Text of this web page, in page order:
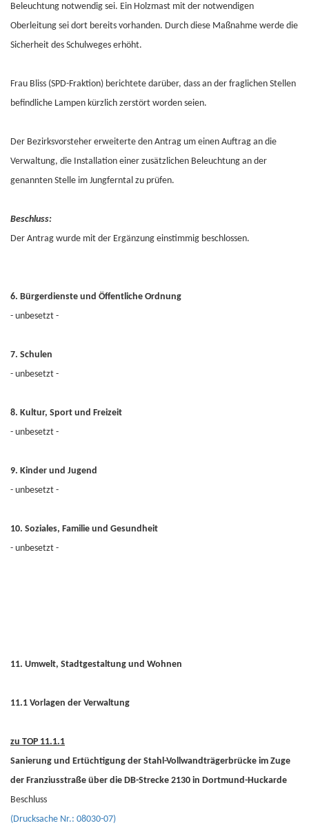
Beleuchtung notwendig sei. Ein Holzmast mit der notwendigen
Oberleitung sei dort bereits vorhanden. Durch diese Maßnahme werde die
Sicherheit des Schulweges erhöht.
Frau Bliss (SPD-Fraktion) berichtete darüber, dass an der fraglichen Stellen
befindliche Lampen kürzlich zerstört worden seien.
Der Bezirksvorsteher erweiterte den Antrag um einen Auftrag an die
Verwaltung, die Installation einer zusätzlichen Beleuchtung an der
genannten Stelle im Jungferntal zu prüfen.
Beschluss:
Der Antrag wurde mit der Ergänzung einstimmig beschlossen.
6. Bürgerdienste und Öffentliche Ordnung
- unbesetzt -
7. Schulen
- unbesetzt -
8. Kultur, Sport und Freizeit
- unbesetzt -
9. Kinder und Jugend
- unbesetzt -
10. Soziales, Familie und Gesundheit
- unbesetzt -
11. Umwelt, Stadtgestaltung und Wohnen
11.1 Vorlagen der Verwaltung
zu TOP 11.1.1
Sanierung und Ertüchtigung der Stahl-Vollwandträgerbrücke im Zuge
der Franziusstraße über die DB-Strecke 2130 in Dortmund-Huckarde
Beschluss
(Drucksache Nr.: 08030-07)